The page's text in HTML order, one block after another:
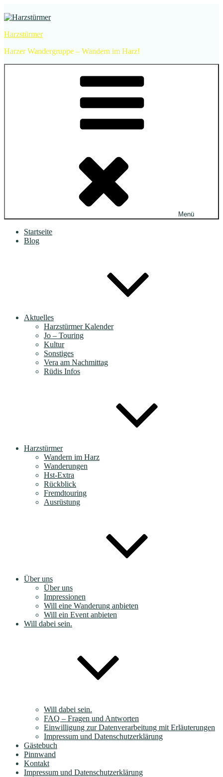
Inhalt
Harzstürmer
Harzer Wandergruppe – Wandern im Harz!
Menü
Startseite
Blog
Aktuelles
Harzstürmer Kalender
Jo – Touring
Kultur
Sonstiges
Vera am Nachmittag
Rüdis Infos
Harzstürmer
Wandern im Harz
Wanderungen
Hst-Extra
Rückblick
Fremdtouring
Ausrüstung
Über uns
Über uns
Impressionen
Will eine Wanderung anbieten
Will ein Event anbieten
Will dabei sein.
Will dabei sein.
FAQ – Fragen und Antworten
Einwilligung zur Datenverarbeitung mit Erläuterungen
Impressum und Datenschutzerklärung
Gästebuch
Pinnwand
Kontakt
Impressum und Datenschutzerklärung